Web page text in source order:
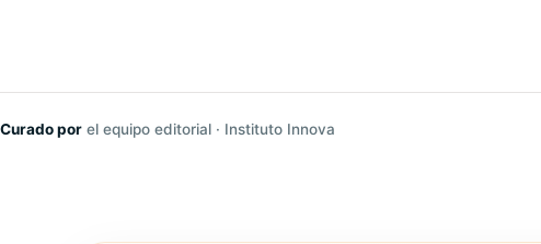
Curado por el equipo editorial · Instituto Innova